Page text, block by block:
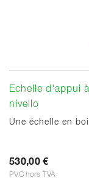
Echelle d'appui
nivello
Une échelle en
530,00 €
PVC hors TVA